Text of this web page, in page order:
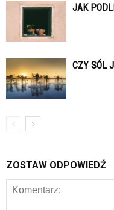
JAK
CZY SÓL
ZOSTAW ODPOWIEDŹ